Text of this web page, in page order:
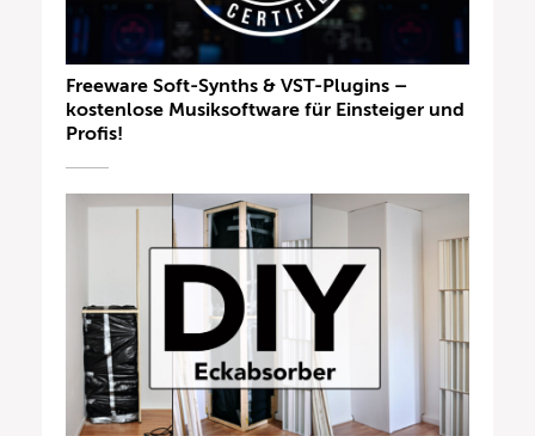
Freeware Soft-Synths & VST-Plugins –
kostenlose Musiksoftware für Einsteiger und
Profis!